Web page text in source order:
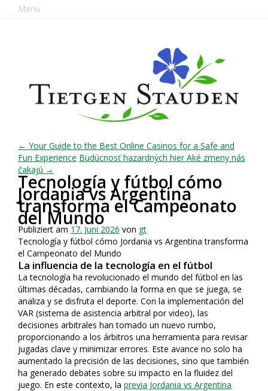
Menu
← Your Guide to the Best Online Casinos for a Safe and
Fun Experience Budúcnosť hazardných hier Aké zmeny nás
čakajú →
Tecnología y fútbol cómo
Jordania vs Argentina
transforma el Campeonato
del Mundo
Publiziert am 17. Juni 2026 von gt
Tecnología y fútbol cómo Jordania vs Argentina transforma
el Campeonato del Mundo
La influencia de la tecnología en el fútbol
La tecnología ha revolucionado el mundo del fútbol en las
últimas décadas, cambiando la forma en que se juega, se
analiza y se disfruta el deporte. Con la implementación del
VAR (sistema de asistencia arbitral por video), las
decisiones arbitrales han tomado un nuevo rumbo,
proporcionando a los árbitros una herramienta para revisar
jugadas clave y minimizar errores. Este avance no solo ha
aumentado la precisión de las decisiones, sino que también
ha generado debates sobre su impacto en la fluidez del
juego. En este contexto, la previa Jordania vs Argentina